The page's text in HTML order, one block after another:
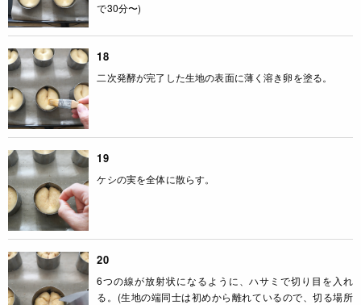
で30分〜)
18
二次発酵が完了した生地の表面に薄く溶き卵を塗る。
19
ケシの実を全体に散らす。
20
6つの線が放射状になるように、ハサミで切り目を入れ
る。(生地の端同士は初めから離れているので、切る場所